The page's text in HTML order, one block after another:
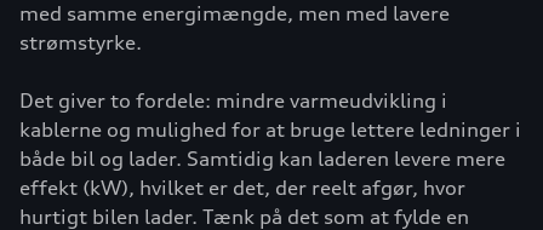
med samme energimængde, men med lavere
strømstyrke.
Det giver to fordele: mindre varmeudvikling i
kablerne og mulighed for at bruge lettere ledninger i
både bil og lader. Samtidig kan laderen levere mere
effekt (kW), hvilket er det, der reelt afgør, hvor
hurtigt bilen lader. Tænk på det som at fylde en